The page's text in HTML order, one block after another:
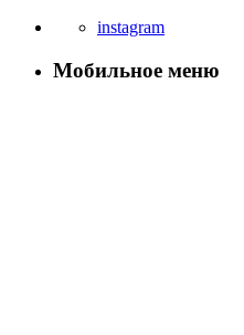
instagram
Мобильное меню